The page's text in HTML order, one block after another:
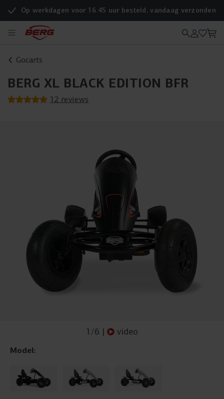
Op werkdagen voor 16.45 uur besteld, vandaag verzonden
Gocarts
BERG XL BLACK EDITION BFR
12 reviews
1 /6 | video
Model: